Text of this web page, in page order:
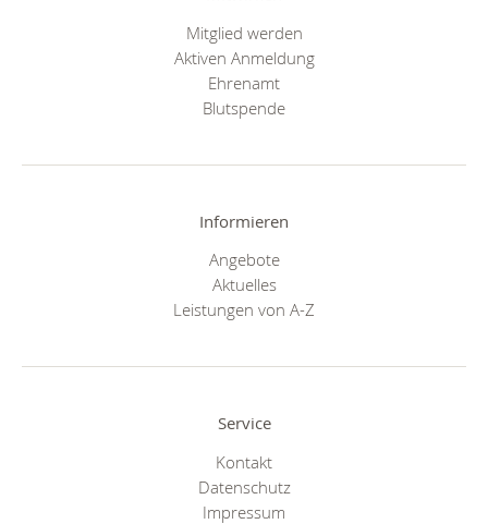
Mitglied werden
Aktiven Anmeldung
Ehrenamt
Blutspende
Informieren
Angebote
Aktuelles
Leistungen von A-Z
Service
Kontakt
Datenschutz
Impressum